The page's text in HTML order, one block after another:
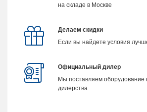
на складе в Москве
Делаем скидки
Если вы найдете условия
Официальный дилер
Мы поставляем оборудование
дилерства